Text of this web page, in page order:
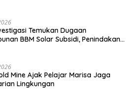
Temukan Dugaan
BBM Solar Subsidi, Penindakan
Mine Ajak Pelajar Marisa Jaga
Lingkungan